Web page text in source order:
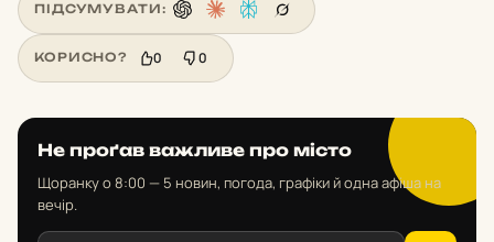
ПІДСУМУВАТИ:
КОРИСНО? 0 0
Не проґав важливе про місто
Щоранку о 8:00 — 5 новин, погода, графіки й одна афіша на
вечір.